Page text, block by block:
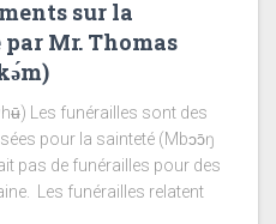
sur la
Mr. Thomas
Les funérailles sont des
pour la sainteté (Mbɔɔ̄ŋ
pas de funérailles pour des
Les funérailles relatent